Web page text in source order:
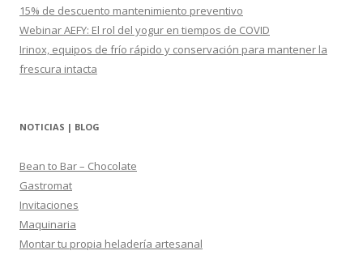
15% de descuento mantenimiento preventivo
Webinar AEFY: El rol del yogur en tiempos de COVID
Irinox, equipos de frío rápido y conservación para mantener la
frescura intacta
NOTICIAS | BLOG
Bean to Bar – Chocolate
Gastromat
Invitaciones
Maquinaria
Montar tu propia heladería artesanal